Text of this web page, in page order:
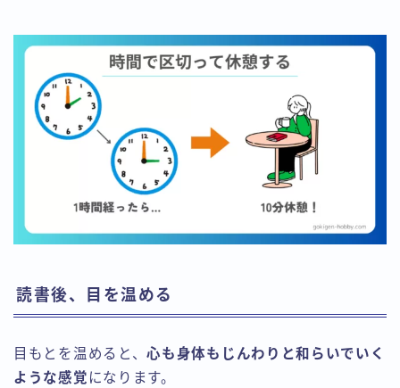
読書後、目を温める
目もとを温めると、心も身体もじんわりと和らいでいく
ような感覚 になります。